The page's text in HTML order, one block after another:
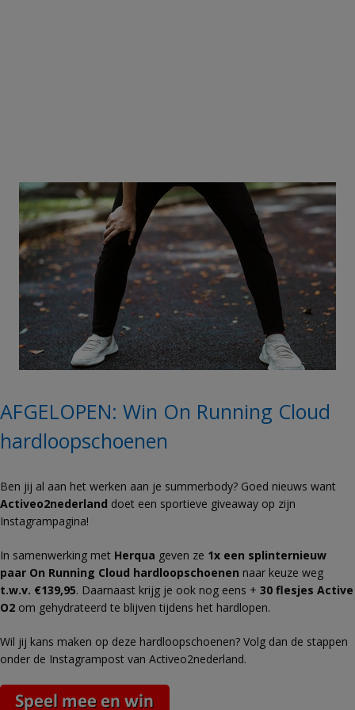
AFGELOPEN: Win On Running Cloud
hardloopschoenen
Ben jij al aan het werken aan je summerbody? Goed nieuws want
Activeo2nederland doet een sportieve giveaway op zijn
Instagrampagina!
In samenwerking met Herqua geven ze 1x een splinternieuw
paar On Running Cloud hardloopschoenen naar keuze weg
t.w.v. €139,95. Daarnaast krijg je ook nog eens + 30 flesjes Active
O2 om gehydrateerd te blijven tijdens het hardlopen.
Wil jij kans maken op deze hardloopschoenen? Volg dan de stappen
onder de Instagrampost van Activeo2nederland.